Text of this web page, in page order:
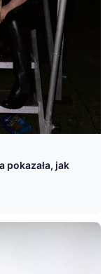
pokazała, jak